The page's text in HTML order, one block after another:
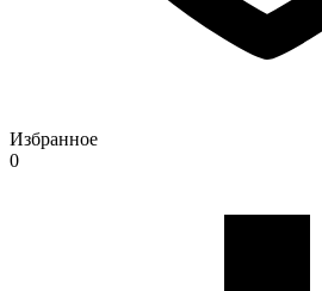
Избранное
0